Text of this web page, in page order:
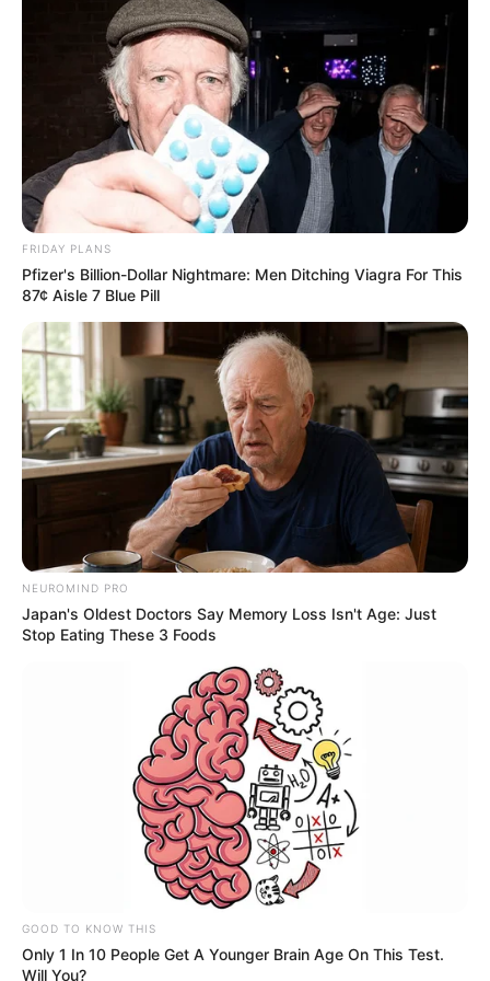
Quels sont les
moments forts de
l’épisode de Plus belle
la vie en avance (TF1)
du 22 mai 2026 ? en
bref PBLV épisode 589
Aya impressionne Wolf
test et décroche une place à sa table de
FRIDAY PLANS
Pfizer's Billion-Dollar Nightmare: Men Ditching Viagra For This
87¢ Aisle 7 Blue Pill
NEUROMIND PRO
Japan's Oldest Doctors Say Memory Loss Isn't Age: Just
Stop Eating These 3 Foods
GOOD TO KNOW THIS
Only 1 In 10 People Get A Younger Brain Age On This Test.
Will You?